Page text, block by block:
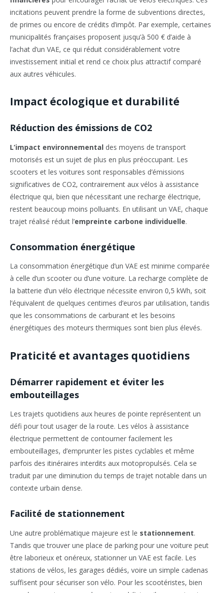
incitations peuvent prendre la forme de subventions directes,
de primes ou encore de crédits d’impôt. Par exemple, certaines
municipalités françaises proposent jusqu’à 500 € d’aide à
l’achat d’un VAE, ce qui réduit considérablement votre
investissement initial et rend ce choix plus attractif comparé
aux autres véhicules.
Impact écologique et durabilité
Réduction des émissions de CO2
L’impact environnemental des moyens de transport
motorisés est un sujet de plus en plus préoccupant. Les
scooters et les voitures sont responsables d’émissions
significatives de CO2, contrairement aux vélos à assistance
électrique qui, bien que nécessitant une recharge électrique,
restent beaucoup moins polluants. En utilisant un VAE, chaque
trajet réalisé réduit l’empreinte carbone individuelle.
Consommation énergétique
La consommation énergétique d’un VAE est minime comparée
à celle d’un scooter ou d’une voiture. La recharge complète de
la batterie d’un vélo électrique nécessite environ 0,5 kWh, soit
l’équivalent de quelques centimes d’euros par utilisation, tandis
que les consommations de carburant et les besoins
énergétiques des moteurs thermiques sont bien plus élevés.
Praticité et avantages quotidiens
Démarrer rapidement et éviter les
embouteillages
Les trajets quotidiens aux heures de pointe représentent un
défi pour tout usager de la route. Les vélos à assistance
électrique permettent de contourner facilement les
embouteillages, d’emprunter les pistes cyclables et même
parfois des itinéraires interdits aux motopropulsés. Cela se
traduit par une diminution du temps de trajet notable dans un
contexte urbain dense.
Facilité de stationnement
Une autre problématique majeure est le stationnement.
Tandis que trouver une place de parking pour une voiture peut
être laborieux et onéreux, stationner un VAE est facile. Les
stations de vélos, les garages dédiés, voire un simple cadenas
suffisent pour sécuriser son vélo. Pour les scootéristes, bien